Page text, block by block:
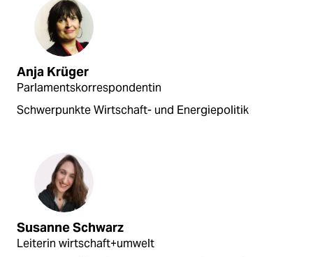
Anja Krüger
Parlamentskorrespondentin
Schwerpunkte Wirtschaft- und Energiepolitik
Susanne Schwarz
Leiterin wirtschaft+umwelt